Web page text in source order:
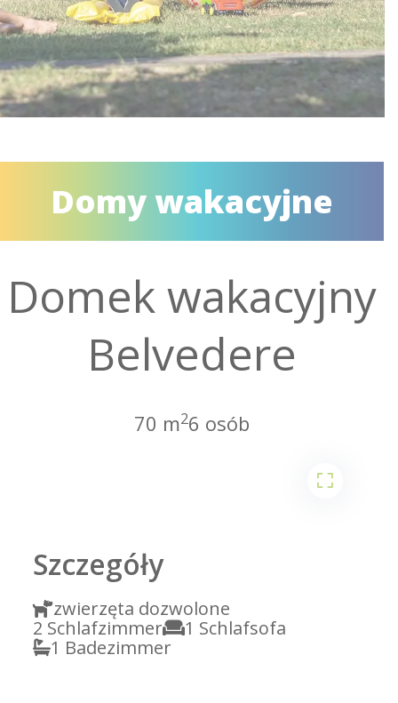
Domy wakacyjne
Domek wakacyjny
Belvedere
70 m26 osób
Szczegóły
zwierzęta dozwolone
2 Schlafzimmer
1 Schlafsofa
1 Badezimmer